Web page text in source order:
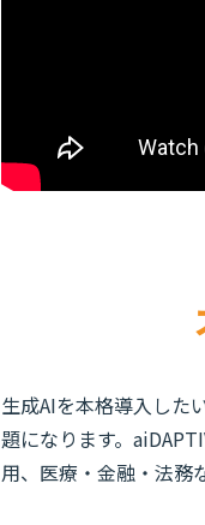
生成AIを本格導入した
題になります。
用、医療・金融・法務